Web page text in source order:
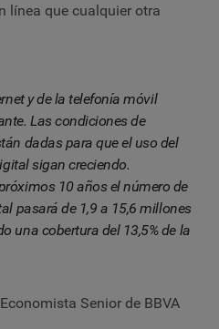
línea que cualquier otra
y de la telefonía móvil
Las condiciones de
dadas para que el uso del
sigan creciendo.
10 años el número de
pasará de 1,9 a 15,6 millones
una cobertura del 13,5% de la
Senior de BBVA